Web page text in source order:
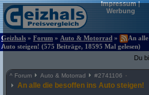
Impressum|
Werbung
Geizhals » Forum » Auto & Motorrad »
An
Auto steigen! (575 Beiträge, 18595 Mal gelesen)
Du
^ Forum Auto & Motorrad #2741106
An alle die besoffen ins Auto steigen!